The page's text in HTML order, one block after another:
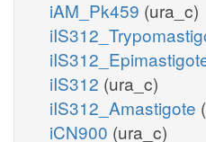
iAM_Pk459 (ura_c)
iIS312 (ura_c)
iIS312_Amastigote
iCN900 (ura_c)